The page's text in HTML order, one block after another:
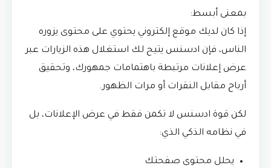
بمعنى أبسط:
إذا كان لديك موقع إلكتروني يحتوي على محتوى يزوره
الناس، فإن ادسنس يتيح لك استغلال هذه الزيارات عبر
عرض إعلانات مرتبطة باهتمامات جمهورك، وتحقيق
أرباح مقابل النقرات أو مرات الظهور.
لكن قوة ادسنس لا تكمن فقط في عرض الإعلانات، بل
في نظامه الذكي الذي:
يحلل محتوى صفحتك